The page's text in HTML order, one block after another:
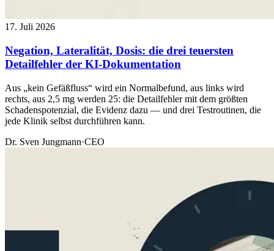
17. Juli 2026
Negation, Lateralität, Dosis: die drei teuersten
Detailfehler der KI-Dokumentation
Aus „kein Gefäßfluss“ wird ein Normalbefund, aus links wird
rechts, aus 2,5 mg werden 25: die Detailfehler mit dem größten
Schadenspotenzial, die Evidenz dazu — und drei Testroutinen, die
jede Klinik selbst durchführen kann.
Dr. Sven Jungmann·CEO